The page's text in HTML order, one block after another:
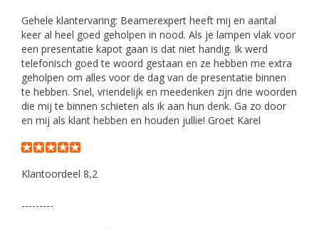
Gehele klantervaring: Beamerexpert heeft mij en aantal
keer al heel goed geholpen in nood. Als je lampen vlak voor
een presentatie kapot gaan is dat niet handig. Ik werd
telefonisch goed te woord gestaan en ze hebben me extra
geholpen om alles voor de dag van de presentatie binnen
te hebben. Snel, vriendelijk en meedenken zijn drie woorden
die mij te binnen schieten als ik aan hun denk. Ga zo door
en mij als klant hebben en houden jullie! Groet Karel
Klantoordeel 8,2
---------